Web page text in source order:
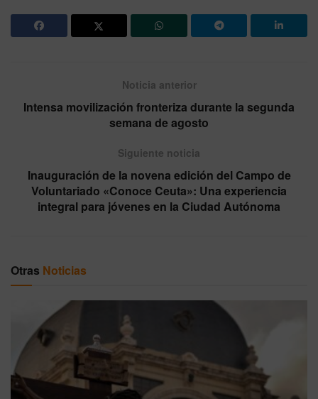
Noticia anterior
Intensa movilización fronteriza durante la segunda
semana de agosto
Siguiente noticia
Inauguración de la novena edición del Campo de
Voluntariado «Conoce Ceuta»: Una experiencia
integral para jóvenes en la Ciudad Autónoma
Otras Noticias